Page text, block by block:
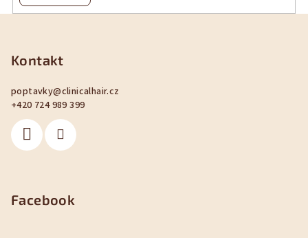
Kontakt
poptavky@clinicalhair.cz
+420 724 989 399
Facebook